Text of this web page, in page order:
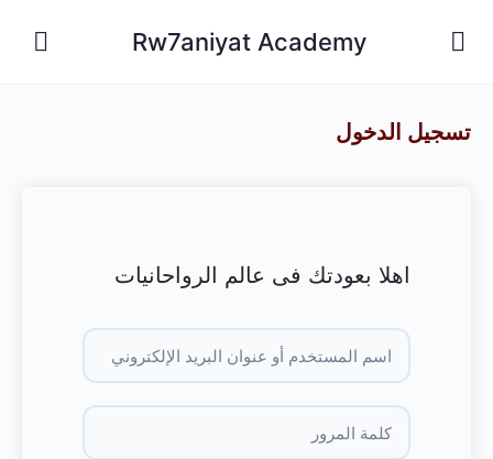
Rw7aniyat Academy
تسجيل الدخول
اهلا بعودتك فى عالم الرواحانيات